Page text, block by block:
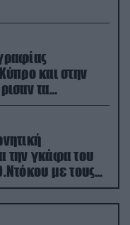
και στην
τα
την γκάφα του
με τους